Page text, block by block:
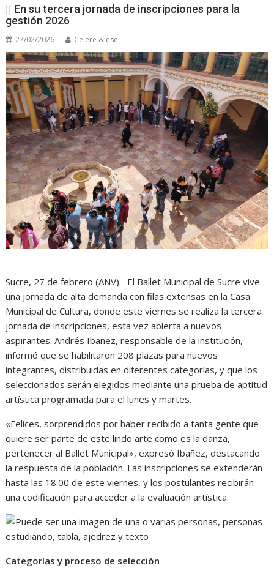
|| En su tercera jornada de inscripciones para la
gestión 2026
27/02/2026 Ce ere & ese
Sucre, 27 de febrero (ANV).- El Ballet Municipal de Sucre vive
una jornada de alta demanda con filas extensas en la Casa
Municipal de Cultura, donde este viernes se realiza la tercera
jornada de inscripciones, esta vez abierta a nuevos
aspirantes. Andrés Ibañez, responsable de la institución,
informó que se habilitaron 208 plazas para nuevos
integrantes, distribuidas en diferentes categorías, y que los
seleccionados serán elegidos mediante una prueba de aptitud
artística programada para el lunes y martes.
«Felices, sorprendidos por haber recibido a tanta gente que
quiere ser parte de este lindo arte como es la danza,
pertenecer al Ballet Municipal», expresó Ibañez, destacando
la respuesta de la población. Las inscripciones se extenderán
hasta las 18:00 de este viernes, y los postulantes recibirán
una codificación para acceder a la evaluación artística.
Categorías y proceso de selección